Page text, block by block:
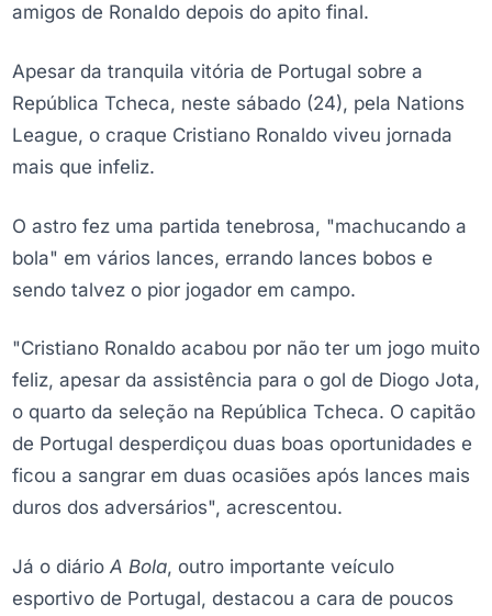
amigos de Ronaldo depois do apito final.
Apesar da tranquila vitória de Portugal sobre a
República Tcheca, neste sábado (24), pela Nations
League, o craque Cristiano Ronaldo viveu jornada
mais que infeliz.
O astro fez uma partida tenebrosa, "machucando a
bola" em vários lances, errando lances bobos e
sendo talvez o pior jogador em campo.
"Cristiano Ronaldo acabou por não ter um jogo muito
feliz, apesar da assistência para o gol de Diogo Jota,
o quarto da seleção na República Tcheca. O capitão
de Portugal desperdiçou duas boas oportunidades e
ficou a sangrar em duas ocasiões após lances mais
duros dos adversários", acrescentou.
Já o diário A Bola, outro importante veículo
esportivo de Portugal, destacou a cara de poucos